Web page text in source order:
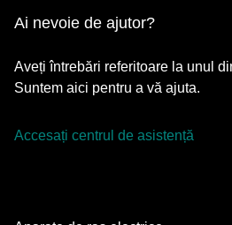
Ai nevoie de ajutor?
Aveți întrebări referitoare la unul
Suntem aici pentru a vă ajuta.
Accesați centrul de asistență